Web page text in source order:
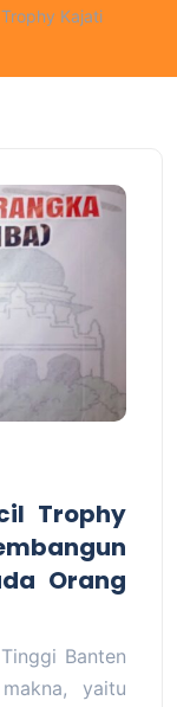
Kajati
Trophy
Orang
Banten
yaitu